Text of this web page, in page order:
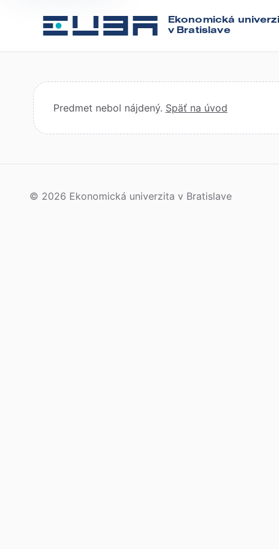
Ekonomická
v Bratislave
Predmet nebol nájdený. Späť na úvod
© 2026 Ekonomická univerzita v Bratislave